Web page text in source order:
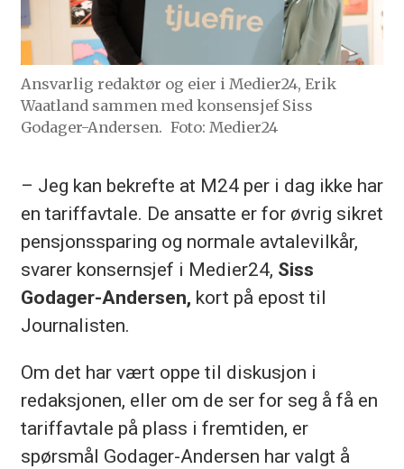
Ansvarlig redaktør og eier i Medier24, Erik
Waatland sammen med konsensjef Siss
Godager-Andersen. Foto: Medier24
– Jeg kan bekrefte at M24 per i dag ikke har
en tariffavtale. De ansatte er for øvrig sikret
pensjonssparing og normale avtalevilkår,
svarer konsernsjef i Medier24, Siss
Godager-Andersen, kort på epost til
Journalisten.
Om det har vært oppe til diskusjon i
redaksjonen, eller om de ser for seg å få en
tariffavtale på plass i fremtiden, er
spørsmål Godager-Andersen har valgt å